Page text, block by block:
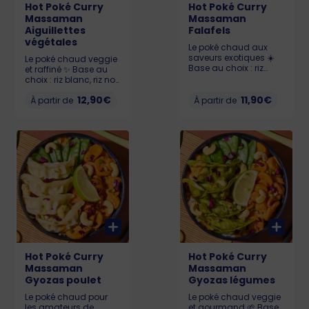
Hot Poké Curry
Massaman
Aiguillettes
végétales
Le poké chaud veggie
et raffiné ✨ Base au
choix : riz blanc, riz noir
Aiguillettes végétales
rôties miel et thym,
Pois Gourmands, Noix
de cajou, le tout
sublimé par une
sauce Massaman
onctueuse et
parfumée 🌸 LIL 521
kcal / MED 704 kcal /
BIG 909 kcal
Allergènes : Soja,
sésame, fruits à
coques
À partir de 12,90€
Hot Poké Curry
Massaman
Falafels
Le poké chaud aux
saveurs exotiques ☀️
Base au choix : riz
croustillants, Carottes
rôties miel et thym,
de cajou, nappé d’une
sauce Massaman
douce et crémeuse 😋
LIL 537 kcal / MED 762
kcal / BIG 1000 kcal
Allergènes : Gluten,
sésame, fruits à
coques
À partir de 11,90€
Hot Poké Curry
Massaman
Gyozas poulet
Le poké chaud pour
Hot Poké Curry
Massaman
Gyozas légumes
Le poké chaud veggie